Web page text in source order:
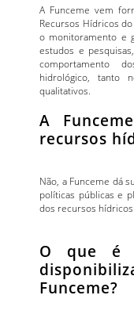
A Funceme vem
Recursos Hídricos do
o monitoramento e
estudos e
comportamento
hidrológico, tanto
qualitativos.
A
recursos
Não, a Funceme dá
políticas públicas e
dos recursos hídricos.
O que é
Funceme?